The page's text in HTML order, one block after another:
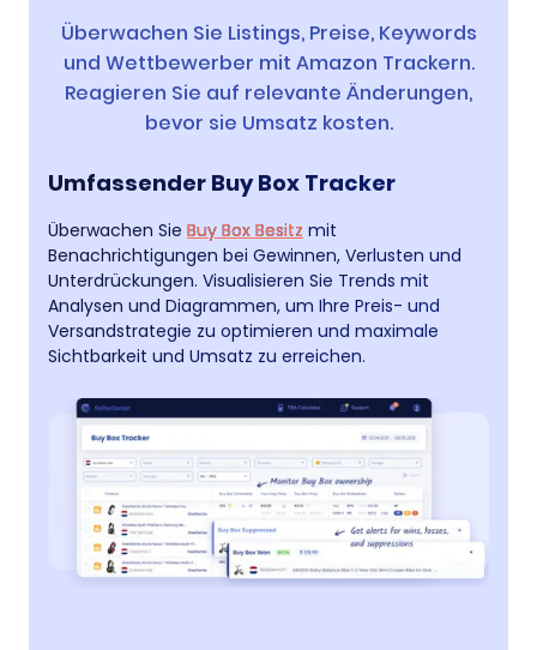
Überwachen Sie Listings, Preise, Keywords
und Wettbewerber mit Amazon Trackern.
Reagieren Sie auf relevante Änderungen,
bevor sie Umsatz kosten.
Umfassender Buy Box Tracker
Überwachen Sie Buy Box Besitz mit
Benachrichtigungen bei Gewinnen, Verlusten und
Unterdrückungen. Visualisieren Sie Trends mit
Analysen und Diagrammen, um Ihre Preis- und
Versandstrategie zu optimieren und maximale
Sichtbarkeit und Umsatz zu erreichen.